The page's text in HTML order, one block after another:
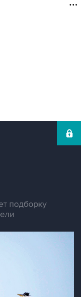
подборку